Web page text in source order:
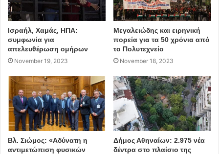
Ισραήλ, Χαμάς, ΗΠΑ:
συμφωνία για
απελευθέρωση ομήρων
November 19, 2023
Μεγαλειώδης και ειρηνική
πορεία για τα 50 χρόνια από
το Πολυτεχνείο
November 18, 2023
Βλ. Σιώμος: «Αδύνατη η
αντιμετώπιση φυσικών
Δήμος Αθηναίων: 2.975 νέα
δέντρα στο πλαίσιο της